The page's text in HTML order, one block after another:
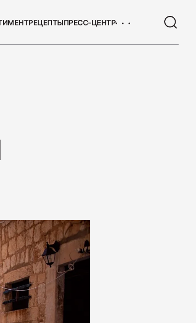
РЕЦЕПТЫПРЕСС-ЦЕНТР
варёно-копчёная